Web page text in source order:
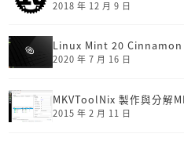
2018 年 12 月 9 日
Linux Mint 20 Cinnamon
2020 年 7 月 16 日
MKVToolNix 製作與分解
2015 年 2 月 11 日